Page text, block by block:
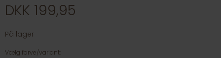
DKK 199,95
På lager
Vælg farve/variant: